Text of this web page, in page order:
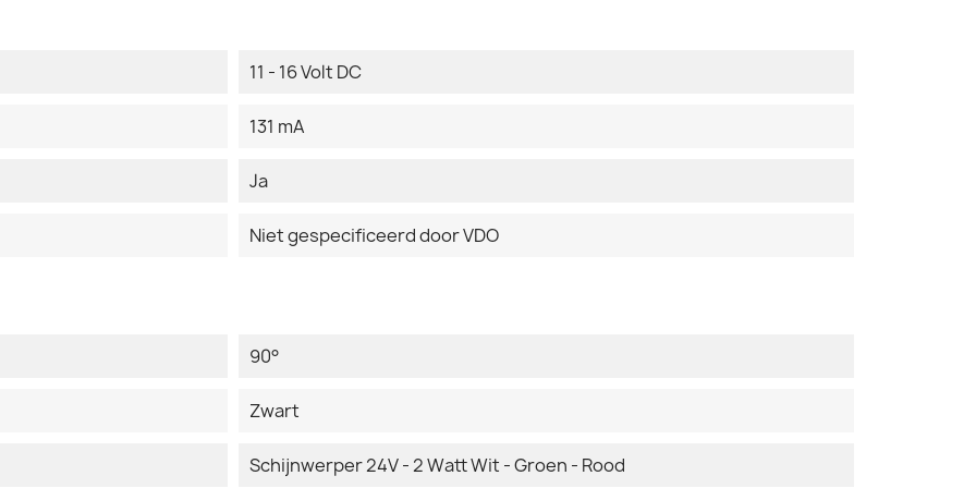
11 - 16 Volt DC
131 mA
Ja
Niet gespecificeerd door VDO
90°
Zwart
Schijnwerper 24V - 2 Watt Wit - Groen - Rood